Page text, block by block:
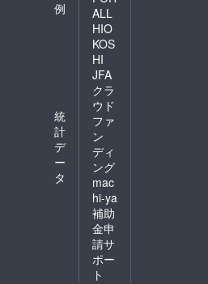
例
統
計
デ
ー
タ
ALL
HIO
KOS
HI
JFA
クラ
ウド
ファ
ン
ディ
ング
mac
hi-ya
補助
金申
請サ
ポー
ト